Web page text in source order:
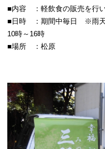
■内容 ：軽飲食の販売を行い
■日時 ：期間中毎日 ※雨
10時～16時
■場所 ：松原